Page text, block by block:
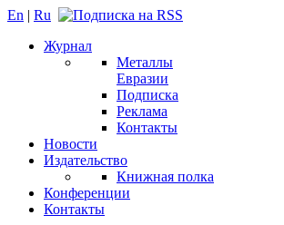
En | Ru
Журнал
Металлы
Евразии
Подписка
Реклама
Контакты
Новости
Издательство
Книжная полка
Конференции
Контакты